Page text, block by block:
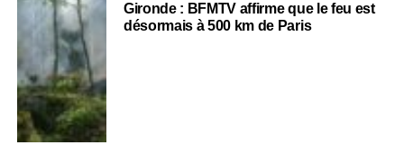
Gironde : BFMTV affirme que le feu est
désormais à 500 km de Paris